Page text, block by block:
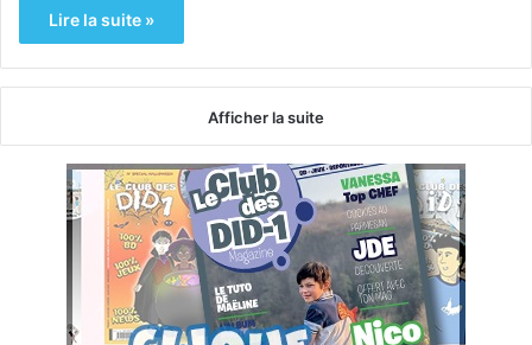
Lire la suite »
Afficher la suite